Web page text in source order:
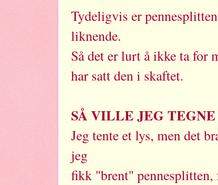
Tydeligvis er
liknende.
Så det er lurt å ikke ta for
har satt den i skaftet.
SÅ VILLE JEG
Jeg tente et lys, men det
jeg
fikk "brent"